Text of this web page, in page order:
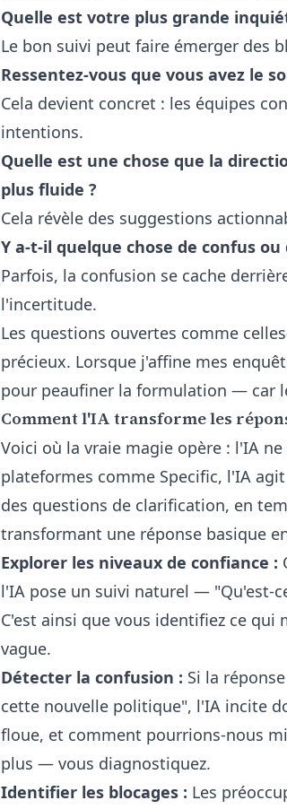
Quelle est votre plus grande
Le bon suivi peut faire émerger des
Ressentez-vous que vous avez le
Cela devient concret : les équipes
intentions.
Quelle est une chose que la
plus fluide ?
Cela révèle des suggestions
Y a-t-il quelque chose de confus
Parfois, la confusion se cache
l'incertitude.
Les questions ouvertes comme
précieux. Lorsque j'affine mes
pour peaufiner la formulation — car
Comment l'IA transforme les
Voici où la vraie magie opère : l'IA
plateformes comme Specific, l'IA
des questions de clarification, en
transformant une réponse basique
Explorer les niveaux de confiance :
l'IA pose un suivi naturel — "Qu'est-
C'est ainsi que vous identifiez ce
vague.
Détecter la confusion : Si la
cette nouvelle politique", l'IA incite
floue, et comment pourrions-nous
plus — vous diagnostiquez.
Identifier les blocages : Les